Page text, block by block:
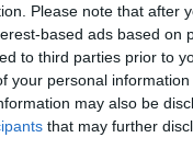
Please note that after
based ads based on
to third parties prior to
your personal
may also be
that may further